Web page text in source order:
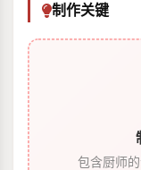
制作关键
包含厨师